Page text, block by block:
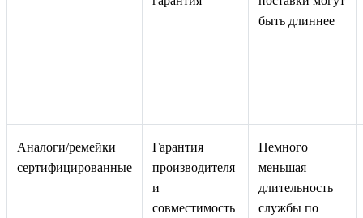
быть длиннее
Аналоги/ремейки
сертифицированные
Гарантия
производителя
и
совместимость
Немного
меньшая
длительность
службы по